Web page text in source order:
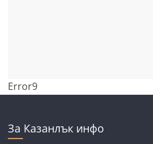
Error9
За Казанлък инфо